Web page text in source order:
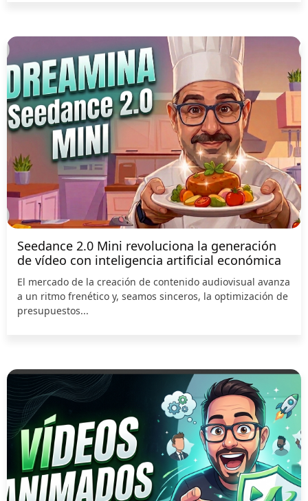
Seedance 2.0 Mini revoluciona la generación
de vídeo con inteligencia artificial económica
El mercado de la creación de contenido audiovisual avanza
a un ritmo frenético y, seamos sinceros, la optimización de
presupuestos...